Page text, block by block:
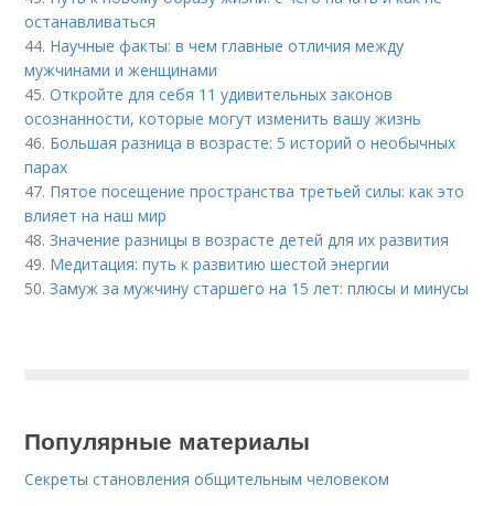
останавливаться
44. Научные факты: в чем главные отличия между
мужчинами и женщинами
45.Откройте для себя 11 удивительных законов
осознанности, которые могут изменить вашу жизнь
46. Большая разница в возрасте: 5 историй о необычных
парах
47. Пятое посещение пространства третьей силы: как это
влияет на наш мир
48.Значение разницы в возрасте детей для их развития
49. Медитация: путь к развитию шестой энергии
50.Замуж за мужчину старшего на 15 лет: плюсы и минусы
Популярные материалы
Секреты становления общительным человеком